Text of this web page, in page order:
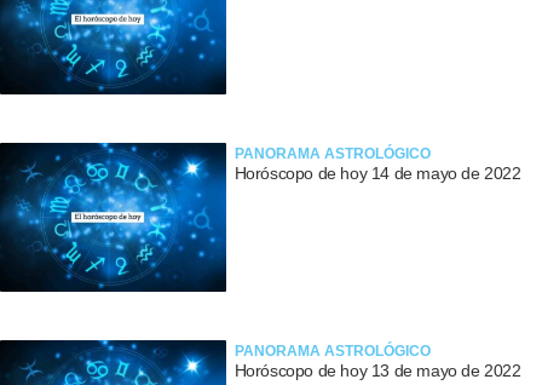
PANORAMA ASTROLÓGICO
Horóscopo de hoy 14 de mayo de 2022
PANORAMA ASTROLÓGICO
Horóscopo de hoy 13 de mayo de 2022